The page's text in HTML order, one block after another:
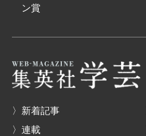
ン賞
〉新着記事
〉連載